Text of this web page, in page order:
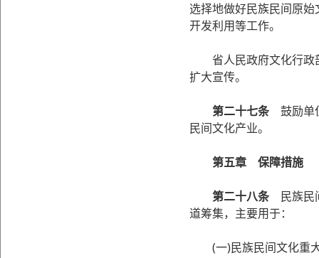
选择地做好民族民间原
开发利用等工作。
省人民政府文化行政
扩大宣传。
第二十七条鼓励单
民间文化产业。
第五章 保障措施
第二十八条民族民
道筹集，主要用于：
(一)民族民间文化重